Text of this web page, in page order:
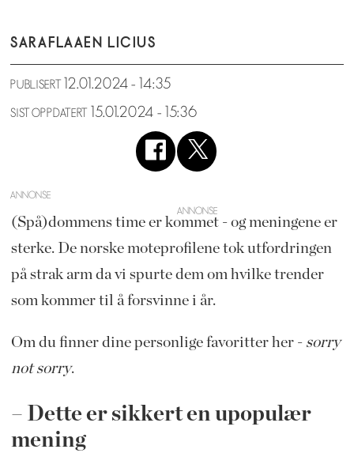
SARAFLAAEN LICIUS
PUBLISERT 12.01.2024 - 14:35
SIST OPPDATERT 15.01.2024 - 15:36
ANNONSE
(Spå)dommens time er kommet - og meningene er
sterke. De norske moteprofilene tok utfordringen
på strak arm da vi spurte dem om hvilke trender
som kommer til å forsvinne i år.
Om du finner dine personlige favoritter her - sorry
not sorry.
– Dette er sikkert en upopulær
mening